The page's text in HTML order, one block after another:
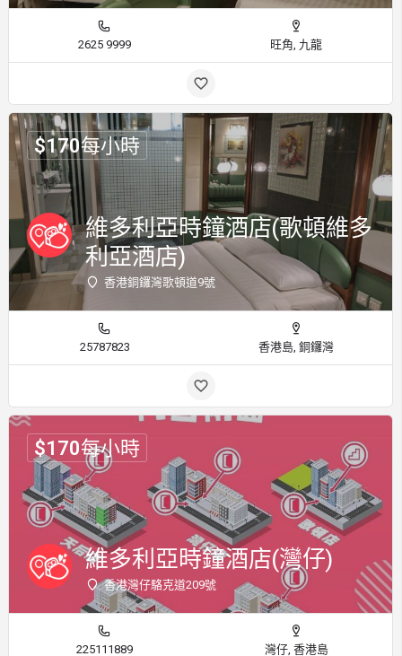
2625 9999 旺角, 九龍
維多利亞時鐘酒店(歌頓維多
利亞酒店)
香港銅鑼灣歌頓道9號
$170每小時
25787823 香港島, 銅鑼灣
維多利亞時鐘酒店(灣仔)
香港灣仔駱克道209號
$170每小時
225111889 灣仔, 香港島